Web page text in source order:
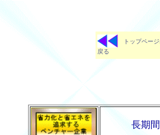
トップページ
戻る
長期